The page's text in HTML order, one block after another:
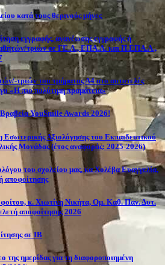
κατά τους θερινούς μήνες
εγγραφής, ανανέωσης εγγραφής ή
τριών σε ΓΕ.Λ., ΕΠΑ.Λ. και Π.ΕΠΑ.Λ.,
τριών του τμήματος Α4 στο αυτοτελές
«Η πιο πολύτιμη πραμάτεια»
YouSmile Awards 2026!
Αξιολόγησης του Εκπαιδευτικού
Μονάδας (έτος αναφοράς: 2025-2026)
του σχολείου μας, κα Χολέβα Ευαγγελία,
αποφοίτησης
κ. Χιωτίνη Νικήτα, Ομ. Καθ. Παν. Δυτ.
αποφοίτησης 2026
σε ΙΒ
της ημερίδας για τη διαφοροποιημένη